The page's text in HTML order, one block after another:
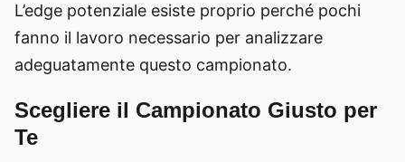
L’edge potenziale esiste proprio perché pochi
fanno il lavoro necessario per analizzare
adeguatamente questo campionato.
Scegliere il Campionato Giusto per
Te